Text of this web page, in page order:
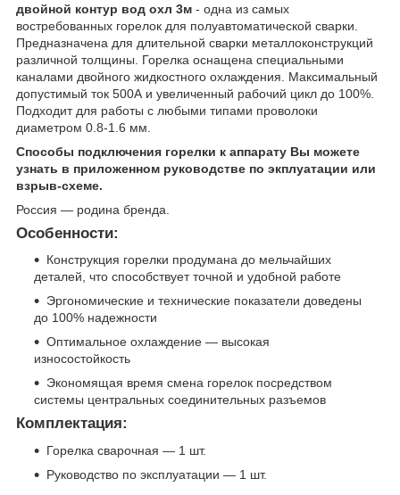
двойной контур вод охл 3м - одна из самых
востребованных горелок для полуавтоматической сварки.
Предназначена для длительной сварки металлоконструкций
различной толщины. Горелка оснащена специальными
каналами двойного жидкостного охлаждения. Максимальный
допустимый ток 500А и увеличенный рабочий цикл до 100%.
Подходит для работы с любыми типами проволоки
диаметром 0.8-1.6 мм.
Способы подключения горелки к аппарату Вы можете
узнать в приложенном руководстве по экплуатации или
взрыв-схеме.
Россия — родина бренда.
Особенности:
Конструкция горелки продумана до мельчайших
деталей, что способствует точной и удобной работе
Эргономические и технические показатели доведены
до 100% надежности
Оптимальное охлаждение — высокая
износостойкость
Экономящая время смена горелок посредством
системы центральных соединительных разъемов
Комплектация:
Горелка сварочная — 1 шт.
Руководство по эксплуатации — 1 шт.